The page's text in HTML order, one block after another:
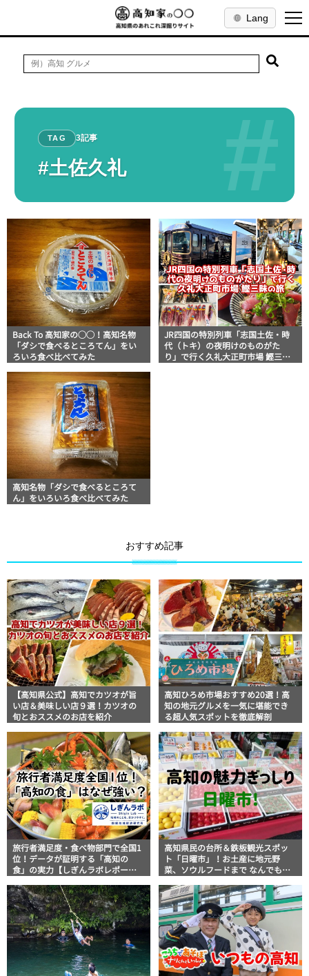
Lang
#
TAG 3記事
#土佐久礼
Back To 高知家の◯◯！高知名物
「ダシで食べるところてん」をい
ろいろ食べ比べてみた
JR四国の特別列車「志国土佐・時
代（トキ）の夜明けのものがた
り」で行く久礼大正町市場 鰹三昧
高知名物「ダシで食べるところて
ん」をいろいろ食べ比べてみた
おすすめ記事
【高知県公式】高知でカツオが旨
い店＆美味しい店９選！カツオの
旬とおススメのお店を紹介
高知ひろめ市場おすすめ20選！高
知の地元グルメを一気に堪能でき
る超人気スポットを徹底解剖
旅行者満足度・食べ物部門で全国1
位！データが証明する「高知の
食」の実力【しぎんラボレポー
高知県民の台所＆鉄板観光スポッ
ト「日曜市」！お土産に地元野
菜、ソウルフードまで なんでもそ
説！